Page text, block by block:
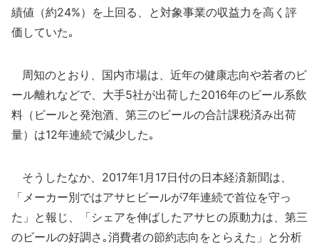
績値（約24%）を上回る、と対象事業の収益力を高く評
価していた｡
周知のとおり、国内市場は、近年の健康志向や若者のビ
ール離れなどで、大手5社が出荷した2016年のビール系飲
料（ビールと発泡酒、第三のビールの合計課税済み出荷
量）は12年連続で減少した｡
そうしたなか、2017年1月17日付の日本経済新聞は、
「メーカー別ではアサヒビールが7年連続で首位を守っ
た」と報じ、「シェアを伸ばしたアサヒの原動力は、第三
のビールの好調さ｡消費者の節約志向をとらえた」と分析